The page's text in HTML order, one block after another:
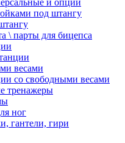
и опции
под штангу
\ парты для бицепса
весами
со свободными весами
тренажеры
ног
гантели, гири